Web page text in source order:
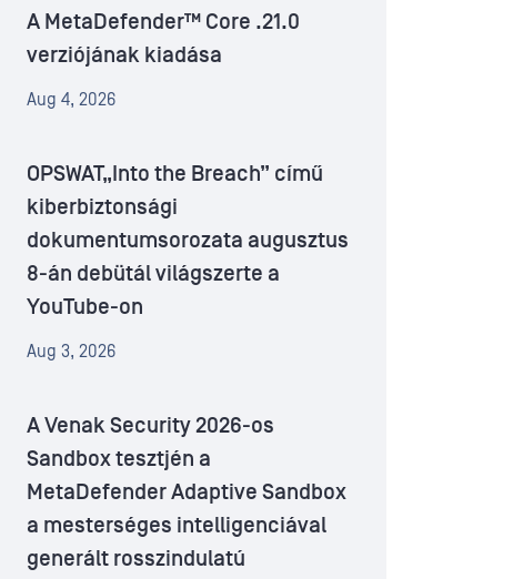
A MetaDefender™ Core .21.0
verziójának kiadása
Aug 4, 2026
OPSWAT„Into the Breach” című
kiberbiztonsági
dokumentumsorozata augusztus
8-án debütál világszerte a
YouTube-on
Aug 3, 2026
A Venak Security 2026-os
Sandbox tesztjén a
MetaDefender Adaptive Sandbox
a mesterséges intelligenciával
generált rosszindulatú